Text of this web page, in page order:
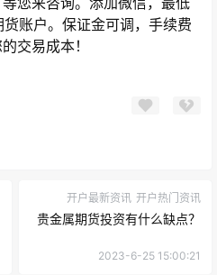
账户。保证金可调，手续费
交易成本！
开户最新资讯 开户热门资讯
贵金属期货投资有什么缺点？
2023-6-25 15:00:21